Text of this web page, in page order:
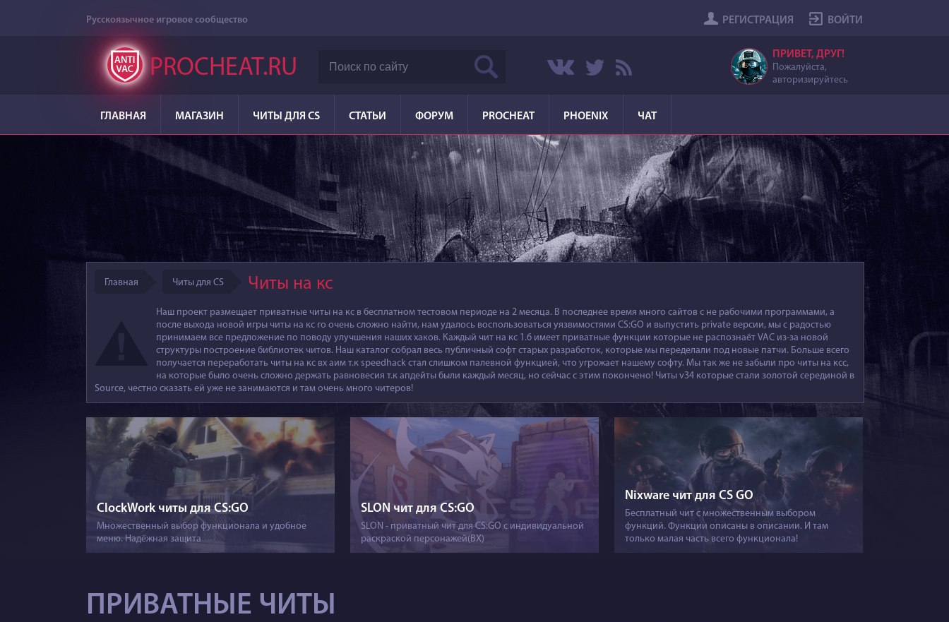
Русскоязычное игровое сообщество РЕГИСТРАЦИЯ ВОЙТИ
PROCHEAT.RU
ПРИВЕТ, ДРУГ!
Пожалуйста,
авторизируйтесь
ГЛАВНАЯ МАГАЗИН ЧИТЫ ДЛЯ CS СТАТЬИ ФОРУМ PROCHEAT PHOENIX ЧАТ
Главная Читы для CS Читы на кс
Наш проект размещает приватные читы на кс в бесплатном тестовом периоде на 2 месяца. В последнее время много сайтов с не рабочими программами, а
после выхода новой игры читы на кс го очень сложно найти, нам удалось воспользоваться уязвимостями CS:GO и выпустить private версии, мы с радостью
принимаем все предложение по поводу улучшения наших хаков. Каждый чит на кс 1.6 имеет приватные функции которые не распознаёт VAC из-за новой
структуры построение библиотек читов. Наш каталог собрал весь публичный софт старых разработок, которые мы переделали под новые патчи. Больше всего
получается переработать читы на кс вх аим т.к speedhack стал слишком палевной функцией, что угрожает нашему софту. Мы так же не забыли про читы на ксс,
на которые было очень сложно держать равновесия т.к апдейты были каждый месяц, но сейчас с этим покончено! Читы v34 которые стали золотой серединой в
Source, честно сказать ей уже не занимаются и там очень много читеров!
ClockWork читы для CS:GO
Множественный выбор функционала и удобное
меню. Надёжная защита
SLON чит для CS:GO
SLON - приватный чит для CS:GO с индивидуальной
раскраской персонажей(ВХ)
Nixware чит для CS GO
Бесплатный чит с множественным выбором
функций. Функции описаны в описании. И там
только малая часть всего функционала!
ПРИВАТНЫЕ ЧИТЫ